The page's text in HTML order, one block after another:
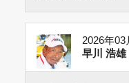
2026年03
早川 浩